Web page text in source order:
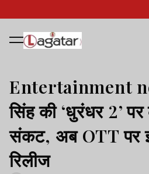
Entertainment
सिंह की ‘धुरंधर 2’ पर
संकट, अब OTT पर
रिलीज